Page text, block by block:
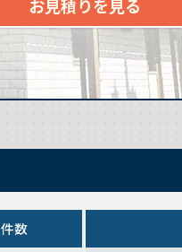
お見積りを見る
件数